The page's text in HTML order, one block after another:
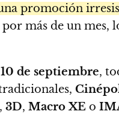
promoción
por más de un
de septiembre,
, 3D, Macro XE o